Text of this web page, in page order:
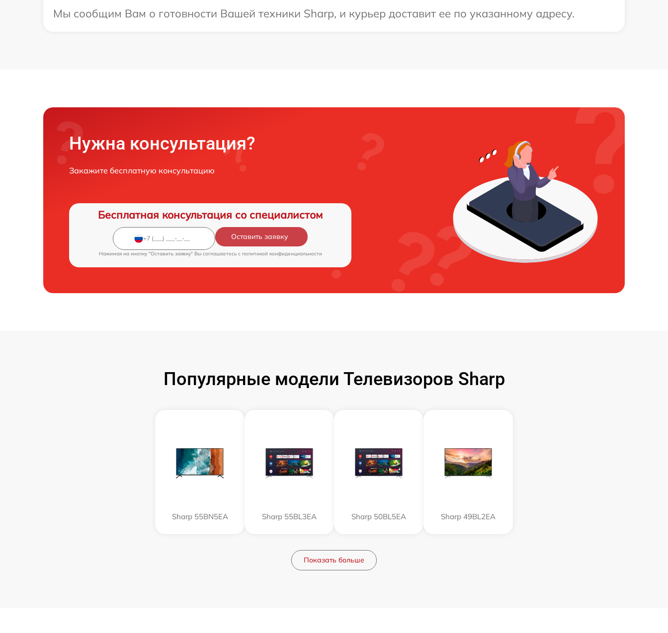
Мы сообщим Вам о готовности Вашей техники Sharp, и курьер доставит ее по указанному адресу.
Нужна консультация?
Закажите бесплатную консультацию
Бесплатная консультация со специалистом
Оставить заявку
Нажимая на кнопку "Оставить заявку" Вы соглашаетесь c политикой конфиденциальности
Популярные модели Телевизоров Sharp
Sharp 55BN5EA Sharp 55BL3EA Sharp 50BL5EA Sharp 49BL2EA
Показать больше